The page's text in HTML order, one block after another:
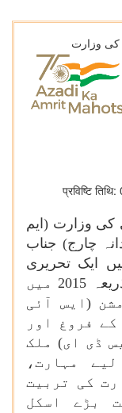
کی وزارت
प्रविष्टि
کی وزارت (ایم
چارج) جناب
ایک تحریری
جواب میں بتایاکہ حکومت ہند کےذریعہ 2015 میں
(ایس آئی
فروغ اور
ڈی ای) ملک
مہارت،
کی تربیت
بڑے اسکل